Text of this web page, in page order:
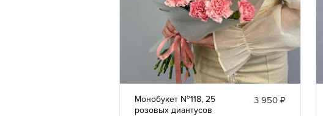
Монобукет №118, 25
розовых диантусов
3 950 ₽